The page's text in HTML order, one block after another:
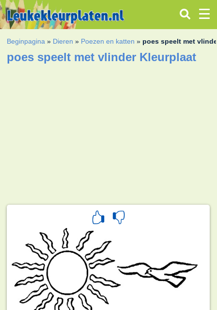
Beginpagina » Dieren » Poezen en katten » poes speelt met
poes speelt met vlinder Kleurplaat